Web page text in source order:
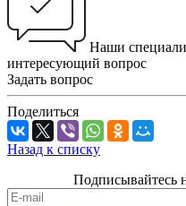
Наши
интересующий вопрос
Задать вопрос
Поделиться
Назад к списку
Подписывайтесь